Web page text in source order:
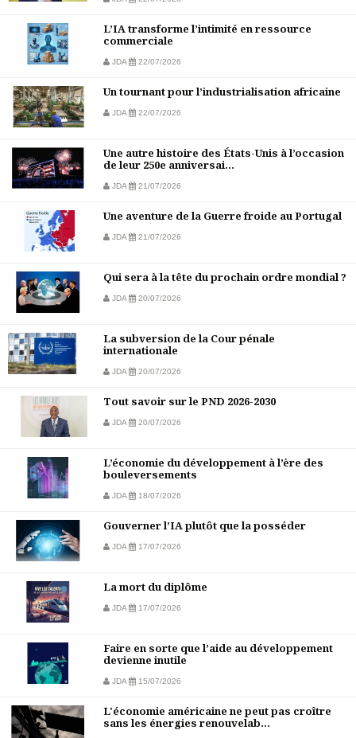
L’IA transforme l’intimité en ressource
commerciale
JDA 22/07/2026
Un tournant pour l’industrialisation africaine
JDA 22/07/2026
Une autre histoire des États-Unis à l’occasion
de leur 250e anniversai...
JDA 21/07/2026
Une aventure de la Guerre froide au Portugal
JDA 21/07/2026
Qui sera à la tête du prochain ordre mondial ?
JDA 20/07/2026
La subversion de la Cour pénale
internationale
JDA 20/07/2026
Tout savoir sur le PND 2026-2030
JDA 20/07/2026
L’économie du développement à l’ère des
bouleversements
JDA 18/07/2026
Gouverner l’IA plutôt que la posséder
JDA 17/07/2026
La mort du diplôme
JDA 17/07/2026
Faire en sorte que l’aide au développement
devienne inutile
JDA 15/07/2026
L'économie américaine ne peut pas croître
sans les énergies renouvelab...